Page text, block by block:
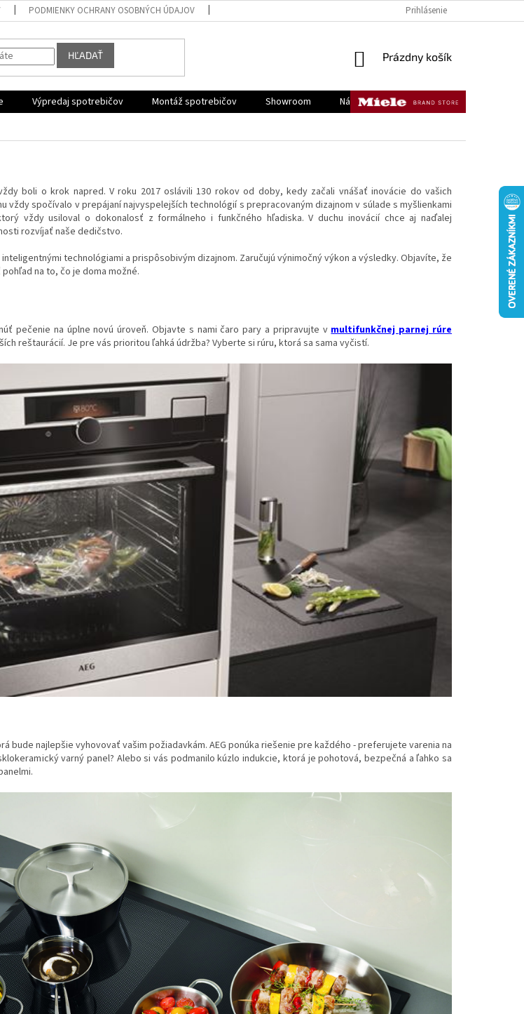
PODMIENKY OCHRANY OSOBNÝCH ÚDAJOV REKLAMÁCIE A VRÁTENIE
Prihlásenie
HĽADAŤ
NÁKUPNÝ
Prázdny košík
Výpredaj spotrebičov Montáž spotrebičov Showroom Náš tím
Kontakty
boli o krok napred. V roku 2017 oslávili 130 rokov od doby, kedy začali vnášať inovácie do vašich
vždy spočívalo v prepájaní najvyspelejších technológií s prepracovaným dizajnom v súlade s myšlienkami
vždy usiloval o dokonalosť z formálneho i funkčného hľadiska. V duchu inovácií chce aj naďalej
rozvíjať naše dedičstvo.
technológiami a prispôsobivým dizajnom. Zaručujú výnimočný výkon a výsledky. Objavíte, že
na to, čo je doma možné.
pečenie na úplne novú úroveň. Objavte s nami čaro pary a pripravujte vmultifunkčnej parnej rúre
reštaurácií. Je pre vás prioritou ľahká údržba? Vyberte si rúru, ktorá sa sama vyčistí.
bude najlepšie vyhovovať vašim požiadavkám. AEG ponúka riešenie pre každého - preferujete varenia na
varný panel? Alebo si vás podmanilo kúzlo indukcie, ktorá je pohotová, bezpečná a ľahko sa